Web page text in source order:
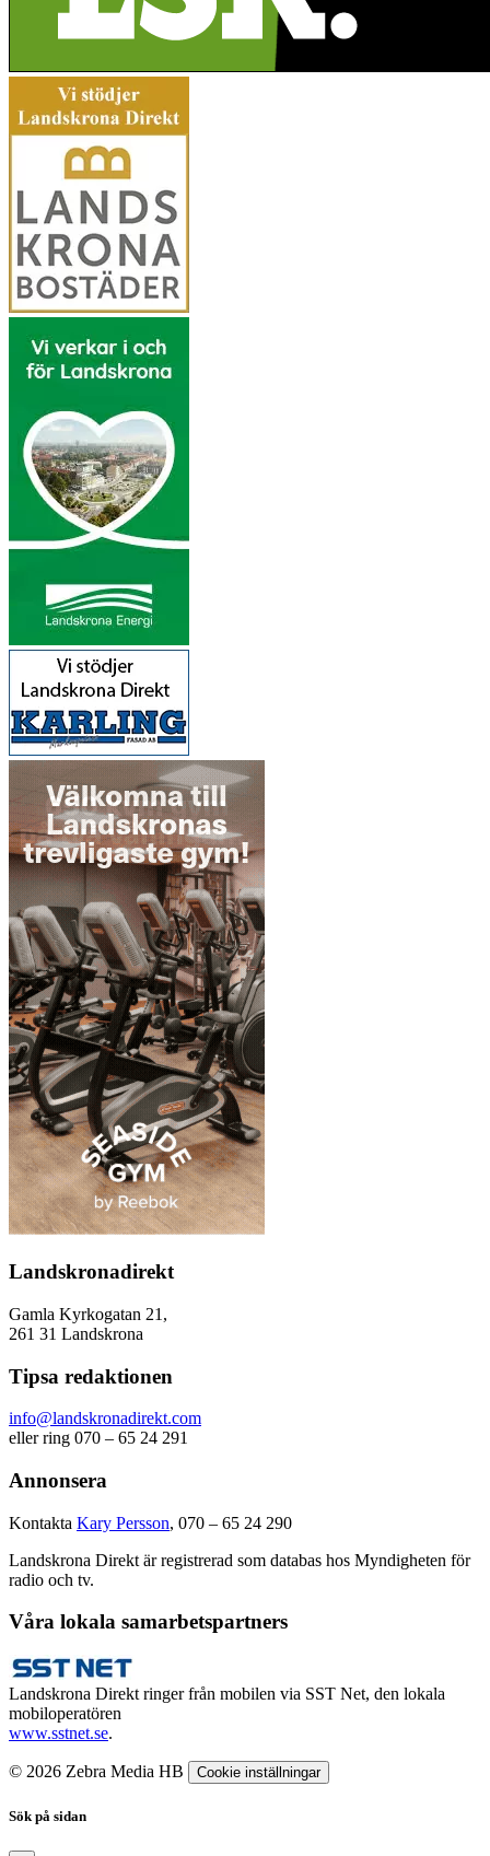
Landskronadirekt
Gamla Kyrkogatan 21,
261 31 Landskrona
Tipsa redaktionen
info@landskronadirekt.com
eller ring 070 – 65 24 291
Annonsera
Kontakta Kary Persson, 070 – 65 24 290
Landskrona Direkt är registrerad som databas hos Myndigheten för
radio och tv.
Våra lokala samarbetspartners
Landskrona Direkt ringer från mobilen via SST Net, den lokala
mobiloperatören
www.sstnet.se.
© 2026 Zebra Media HB Cookie inställningar
Sök på sidan